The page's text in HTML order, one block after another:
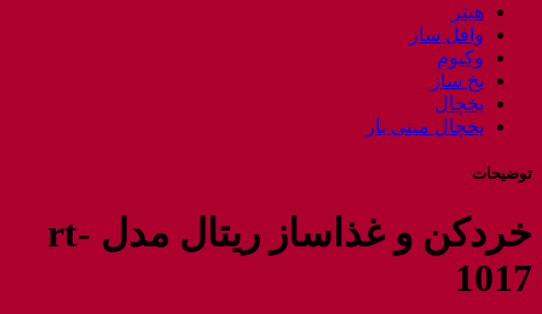
هیتر
وافل ساز
وکیوم
یخ ساز
یخچال
یخچال مینی بار
توضیحات
خردکن و غذاساز ریتال مدل rt-
1017